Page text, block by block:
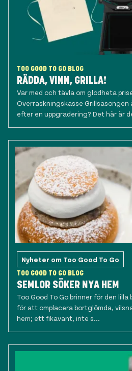
TOO GOOD TO GO BLOG
RÄDDA, VINN, GRILLA!
Var med och tävla om glödheta
Överraskningskasse Grillsäsongen
efter en uppgradering? Det här är
Nyheter om Too Good To Go
TOO GOOD TO GO BLOG
SEMLOR SÖKER NYA HEM
Too Good To Go brinner för den
för att omplacera bortglömda,
hem; ett fikavant, inte s...